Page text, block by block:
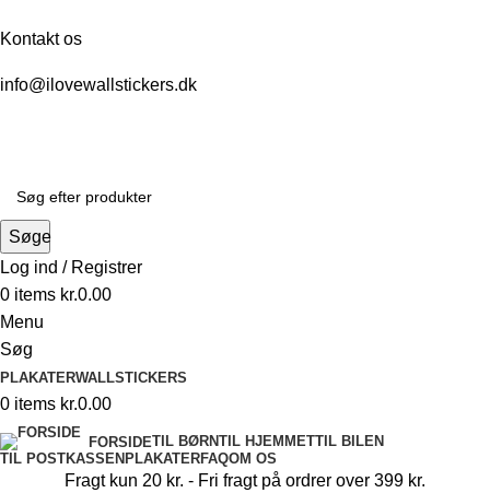
Kontakt os
info@ilovewallstickers.dk
Søge
Log ind / Registrer
0 items kr.0.00
Menu
Søg
PLAKATERWALLSTICKERS
0 items kr.0.00
FORSIDETIL BØRNTIL HJEMMETTIL BILEN
TIL POSTKASSEN PLAKATERFAQOM OS
Fragt kun 20 kr. - Fri fragt på ordrer over 399 kr.